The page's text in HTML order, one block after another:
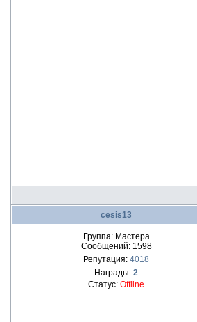
cesis13
Группа: Мастера
Сообщений: 1598
Репутация: 4018
Награды: 2
Статус: Offline